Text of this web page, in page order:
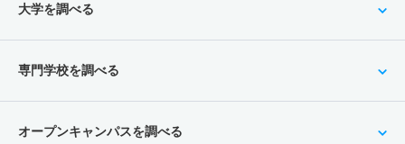
大学を調べる
専門学校を調べる
オープンキャンパスを調べる